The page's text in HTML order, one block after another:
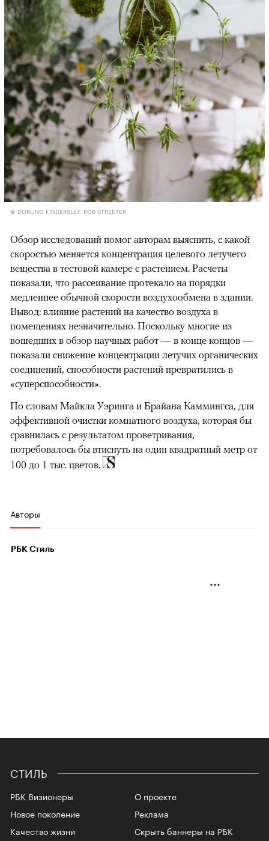
© DORLING KINDERSLEY: ROB STREETER
Обзор исследований помог авторам выяснить, с какой
скоростью меняется концентрация целевого летучего
вещества в тестовой камере с растением. Расчеты
показали, что рассеивание протекало на порядки
медленнее обычной скорости воздухообмена в здании.
Вывод: влияние растений на качество воздуха в
помещениях незначительно. Поскольку многие из
вошедших в обзор научных работ — в конце концов —
показали снижение концентрации летучих органических
соединений, способности растений превратились в
«суперспособности».
По словам Майкла Уэринга и Брайана Каммингса, для
эффективной очистки комнатного воздуха, которая бы
сравнилась с результатом проветривания,
потребовалось бы втиснуть на один квадратный метр от
100 до 1 тыс. цветов.
Авторы
РБК Стиль
СТИЛЬ
РБК Визионеры
Новое поколение
Качество жизни
О проекте
Реклама
Скрыть баннеры на РБК